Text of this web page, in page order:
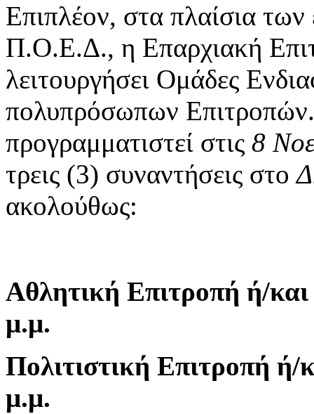
Επιπλέον, στα πλαίσια
Π.Ο.Ε.Δ., η Επαρχιακή
λειτουργήσει Ομάδες
πολυπρόσωπων
προγραμματιστεί στις 8
τρεις (3) συναντήσεις στο
ακολούθως:
Αθλητική Επιτροπή ή/
μ.μ.
Πολιτιστική Επιτροπή
μ.μ.